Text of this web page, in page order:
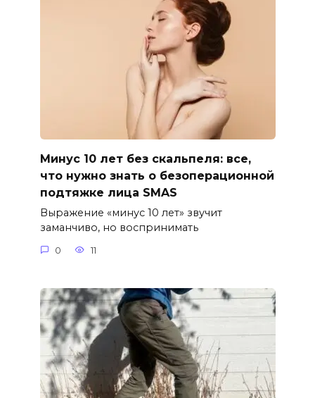
Минус 10 лет без скальпеля: все,
что нужно знать о безоперационной
подтяжке лица SMAS
Выражение «минус 10 лет» звучит
заманчиво, но воспринимать
0 11